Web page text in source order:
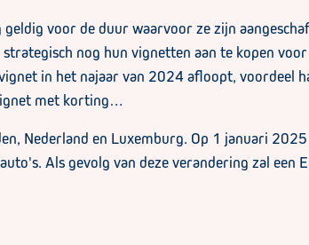
voor de duur waarvoor ze zijn
nog hun vignetten aan te kopen
in het najaar van 2024 afloopt, voordeel
met korting…
Nederland en Luxemburg. Op 1 januari
Als gevolg van deze verandering zal een